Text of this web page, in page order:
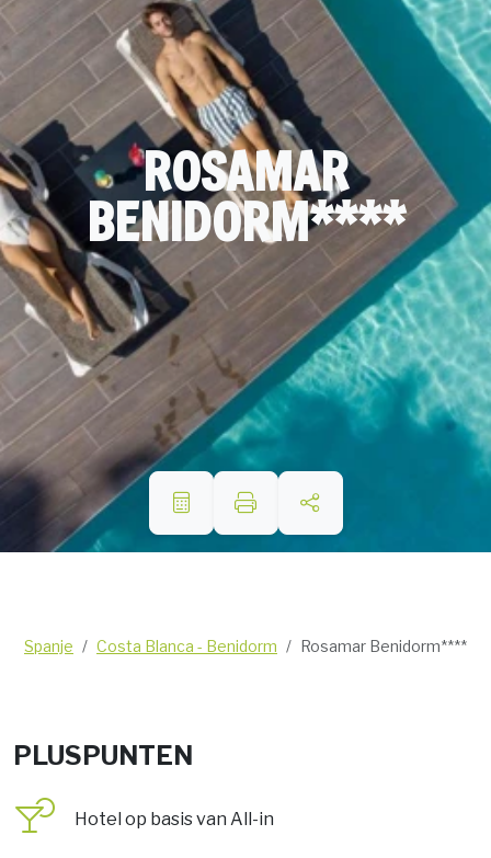
ROSAMAR
BENIDORM****
Spanje Costa Blanca - Benidorm Rosamar Benidorm****
PLUSPUNTEN
Hotel op basis van All-in